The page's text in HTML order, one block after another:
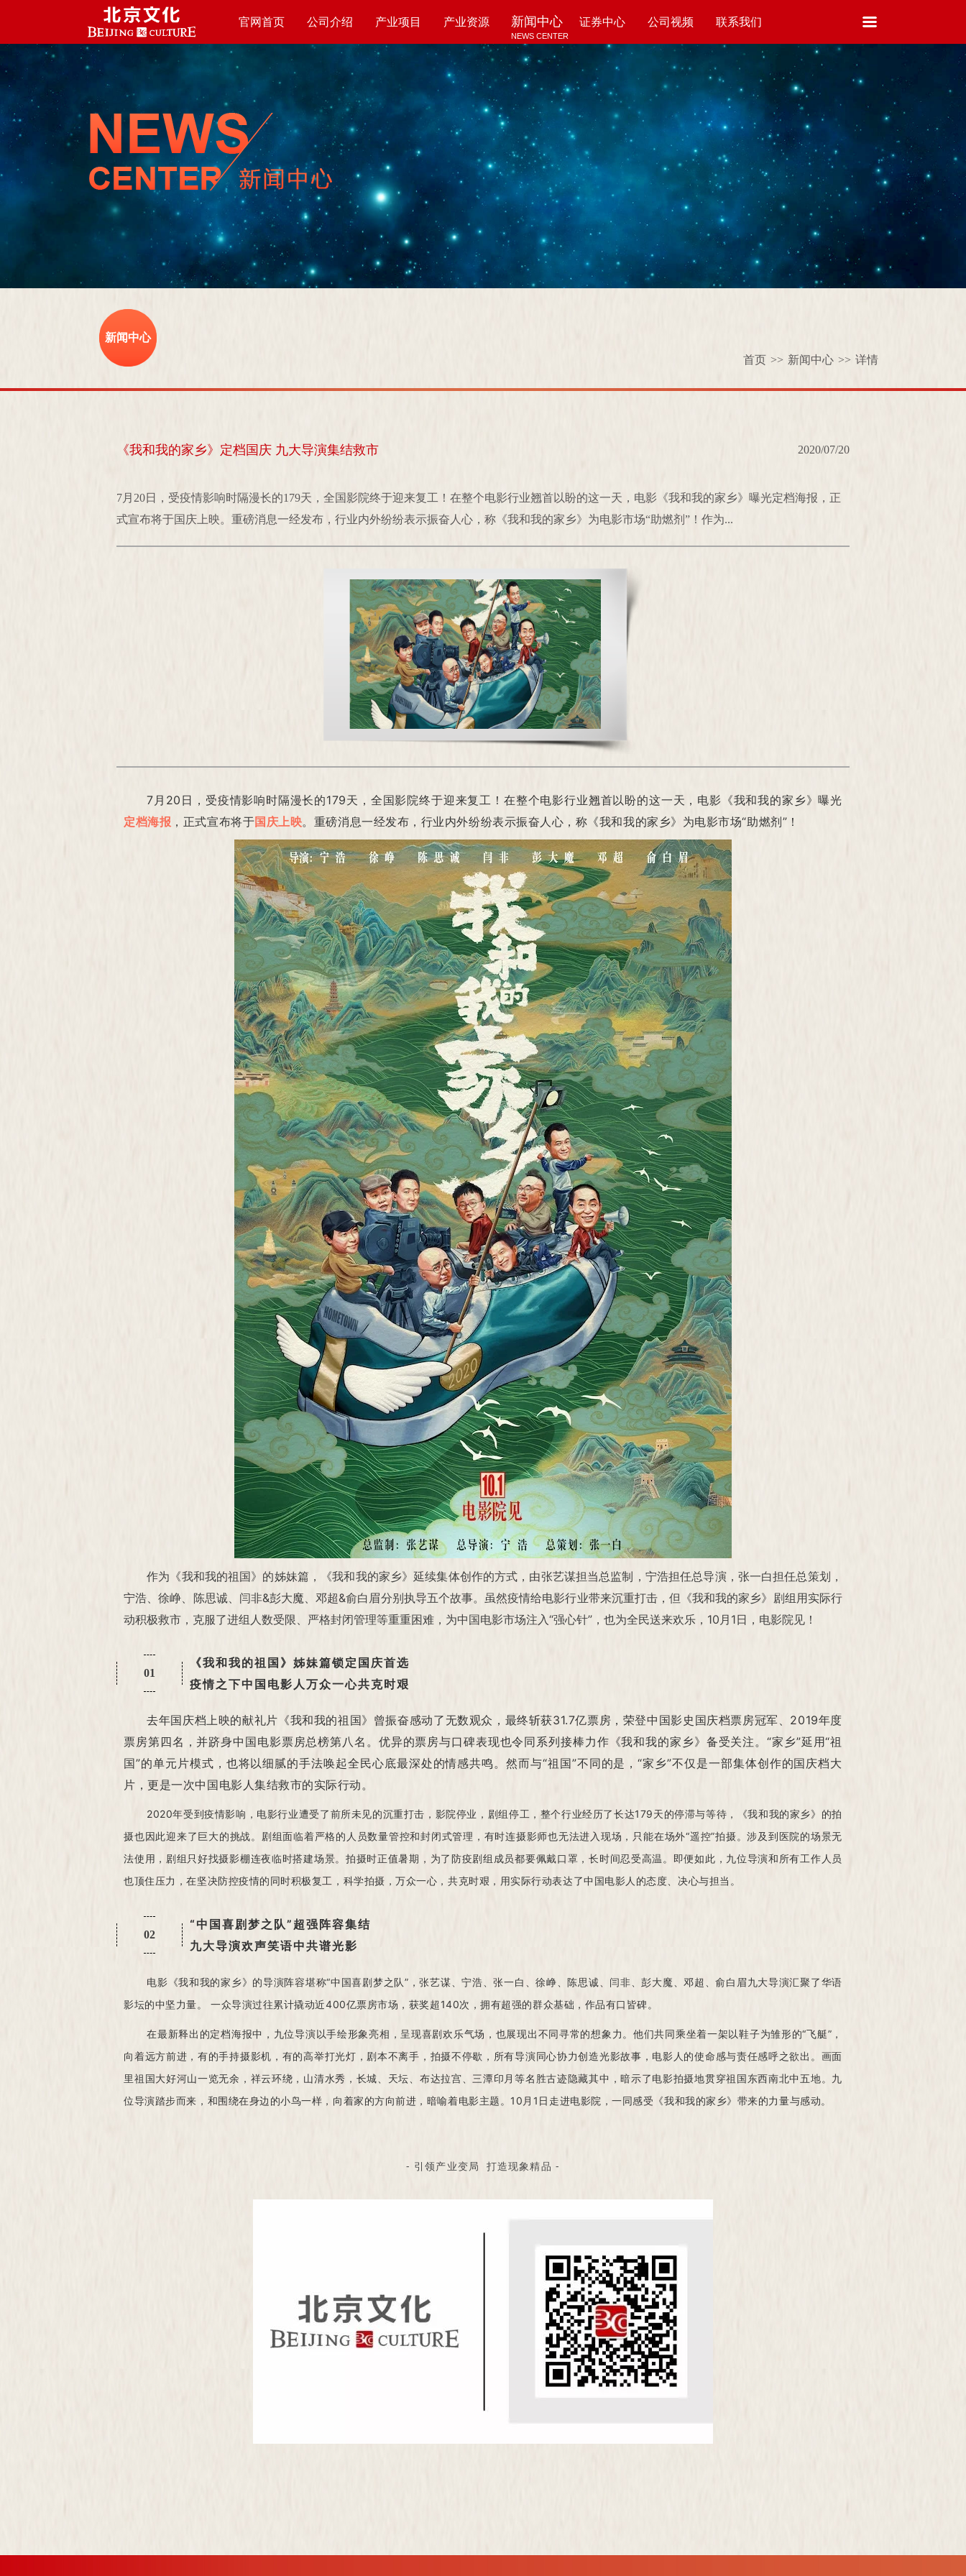
官网首页 公司介绍
ABOUT US
产业项目
PROJECTS
产业资源
RESOURCES
新闻中心
NEWS CENTER
证券中心
SECURITY
公司视频
VIDEO
联系我们
CONTACT US
新闻中心
首页 >> 新闻中心 >> 详情
《我和我的家乡》定档国庆 九大导演集结救市 2020/07/20
7月20日，受疫情影响时隔漫长的179天，全国影院终于迎来复工！在整个电影行业翘首以盼的这一天，电影《我和我的家乡》曝光定档海报，正
式宣布将于国庆上映。重磅消息一经发布，行业内外纷纷表示振奋人心，称《我和我的家乡》为电影市场“助燃剂”！作为...
7月20日，受疫情影响时隔漫长的179天，全国影院终于迎来复工！在整个电影行业翘首以盼的这一天，电影《我和我的家乡》曝光
定档海报 ，正式宣布将于国庆上映。重磅消息一经发布，行业内外纷纷表示振奋人心，称《我和我的家乡》为电影市场“助燃剂”！
作为《我和我的祖国》的姊妹篇，《我和我的家乡》延续集体创作的方式，由张艺谋担当总监制，宁浩担任总导演，张一白担任总策划，
宁浩、徐峥、陈思诚、闫非&彭大魔、邓超&俞白眉分别执导五个故事。虽然疫情给电影行业带来沉重打击，但《我和我的家乡》剧组用实际行
动积极救市，克服了进组人数受限、严格封闭管理等重重困难，为中国电影市场注入“强心针”，也为全民送来欢乐，10月1日，电影院见！
01
《我和我的祖国》姊妹篇锁定国庆首选
疫情之下中国电影人万众一心共克时艰
去年国庆档上映的献礼片《我和我的祖国》曾振奋感动了无数观众，最终斩获31.7亿票房，荣登中国影史国庆档票房冠军、2019年度
票房第四名，并跻身中国电影票房总榜第八名。优异的票房与口碑表现也令同系列接棒力作《我和我的家乡》备受关注。“家乡”延用“祖
国”的单元片模式，也将以细腻的手法唤起全民心底最深处的情感共鸣。然而与“祖国”不同的是，“家乡”不仅是一部集体创作的国庆档大
片，更是一次中国电影人集结救市的实际行动。
2020年受到疫情影响，电影行业遭受了前所未见的沉重打击，影院停业，剧组停工，整个行业经历了长达179天的停滞与等待，《我和我的家乡》的拍
摄也因此迎来了巨大的挑战。剧组面临着严格的人员数量管控和封闭式管理，有时连摄影师也无法进入现场，只能在场外“遥控”拍摄。涉及到医院的场景无
法使用，剧组只好找摄影棚连夜临时搭建场景。拍摄时正值暑期，为了防疫剧组成员都要佩戴口罩，长时间忍受高温。即便如此，九位导演和所有工作人员
也顶住压力，在坚决防控疫情的同时积极复工，科学拍摄，万众一心，共克时艰，用实际行动表达了中国电影人的态度、决心与担当。
02
“中国喜剧梦之队”超强阵容集结
九大导演欢声笑语中共谱光影
电影《我和我的家乡》的导演阵容堪称“中国喜剧梦之队”，张艺谋、宁浩、张一白、徐峥、陈思诚、闫非、彭大魔、邓超、俞白眉九大导演汇聚了华语
影坛的中坚力量。 一众导演过往累计撬动近400亿票房市场，获奖超140次，拥有超强的群众基础，作品有口皆碑。
在最新释出的定档海报中，九位导演以手绘形象亮相，呈现喜剧欢乐气场，也展现出不同寻常的想象力。他们共同乘坐着一架以鞋子为雏形的“飞艇”，
向着远方前进，有的手持摄影机，有的高举打光灯，剧本不离手，拍摄不停歇，所有导演同心协力创造光影故事，电影人的使命感与责任感呼之欲出。画面
里祖国大好河山一览无余，祥云环绕，山清水秀，长城、天坛、布达拉宫、三潭印月等名胜古迹隐藏其中，暗示了电影拍摄地贯穿祖国东西南北中五地。九
位导演踏步而来，和围绕在身边的小鸟一样，向着家的方向前进，暗喻着电影主题。10月1日走进电影院，一同感受《我和我的家乡》带来的力量与感动。
- 引领产业变局 打造现象精品 -